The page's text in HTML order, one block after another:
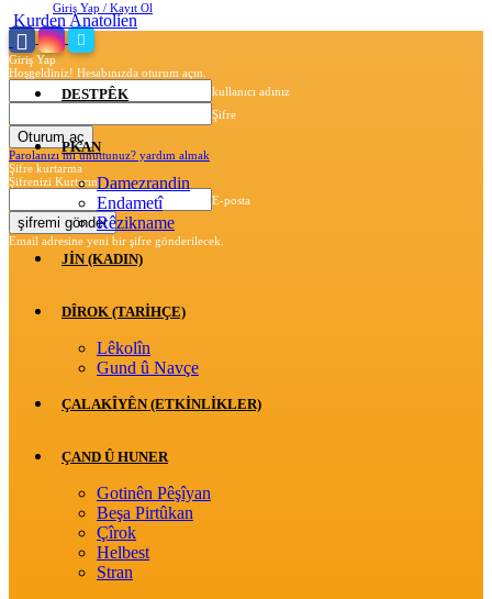
Giriş Yap / Kayıt Ol
Giriş Yap
Hoşgeldiniz! Hesabınızda oturum açın.
kullanıcı adınız
Şifre
Parolanızı mı unuttunuz? yardım almak
Şifre kurtarma
Şifrenizi Kurtarın
E-posta
Email adresine yeni bir şifre gönderilecek.
Kurden Anatolien
DESTPÊK
PKAN
Damezrandin
Endametî
Rêzikname
JİN (KADIN)
DÎROK (TARİHÇE)
Lêkolîn
Gund û Navçe
ÇALAKÎYÊN (ETKINLIKLER)
ÇAND Û HUNER
Gotinên Pêşîyan
Beşa Pirtûkan
Çîrok
Helbest
Stran